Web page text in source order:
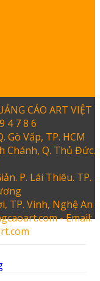
CÁO ART VIỆT
4 7 8 6
Gò Vấp, TP. HCM
Chánh, Q. Thủ Đức.
P. Lái Thiêu. TP.
TP. Vinh, Nghệ An
- Email: